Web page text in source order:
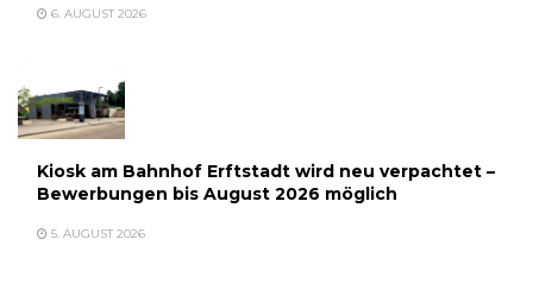
6. AUGUST 2026
Kiosk am Bahnhof Erftstadt wird neu verpachtet –
Bewerbungen bis August 2026 möglich
5. AUGUST 2026